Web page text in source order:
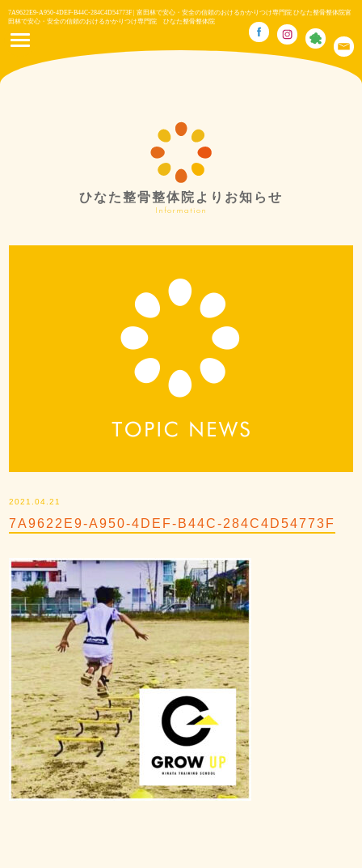
7A9622E9-A950-4DEF-B44C-284C4D54773F | 富田林で安心・安全の信頼のおけるかかりつけ専門院 ひなた整骨整体院富
田林で安心・安全の信頼のおけるかかりつけ専門院 ひなた整骨整体院
ひなた整骨整体院よりお知らせ
Information
2021.04.21
7A9622E9-A950-4DEF-B44C-284C4D54773F